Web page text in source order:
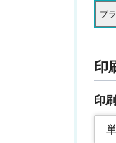
ブ
印
印